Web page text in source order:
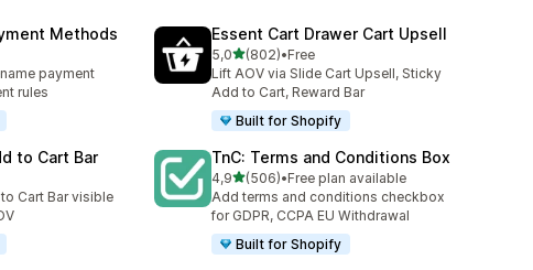
Methods
payment
rules
Essent Cart Drawer Cart Upsell
5,0/ 5 tähteä
(802)
802 arvostelua yhteensä
•Free
Lift AOV via Slide Cart Upsell, Sticky
Add to Cart, Reward Bar
Built for Shopify
to Cart Bar
Cart Bar visible
TnC: Terms and Conditions Box
4,9/ 5 tähteä
(506)
506 arvostelua yhteensä
•Free plan available
Add terms and conditions checkbox
for GDPR, CCPA EU Withdrawal
Built for Shopify